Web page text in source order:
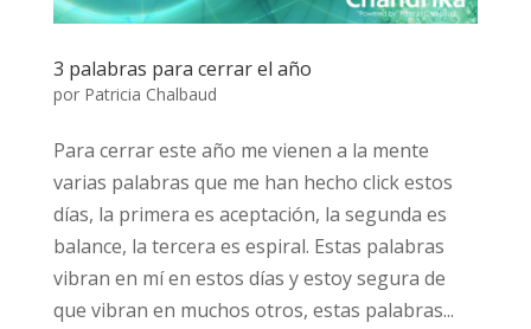
3 palabras para cerrar el año
por Patricia Chalbaud
Para cerrar este año me vienen a la mente
varias palabras que me han hecho click estos
días, la primera es aceptación, la segunda es
balance, la tercera es espiral. Estas palabras
vibran en mí en estos días y estoy segura de
que vibran en muchos otros, estas palabras...